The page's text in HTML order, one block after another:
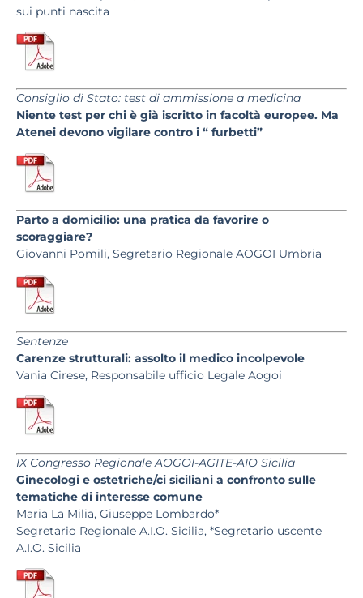
sui punti nascita
Consiglio di Stato: test di ammissione a medicina
Niente test per chi è già iscritto in facoltà europee. Ma
Atenei devono vigilare contro i “ furbetti”
Parto a domicilio: una pratica da favorire o
scoraggiare?
Giovanni Pomili, Segretario Regionale AOGOI Umbria
Sentenze
Carenze strutturali: assolto il medico incolpevole
Vania Cirese, Responsabile ufficio Legale Aogoi
IX Congresso Regionale AOGOI-AGITE-AIO Sicilia
Ginecologi e ostetriche/ci siciliani a confronto sulle
tematiche di interesse comune
Maria La Milia, Giuseppe Lombardo*
Segretario Regionale A.I.O. Sicilia, *Segretario uscente
A.I.O. Sicilia